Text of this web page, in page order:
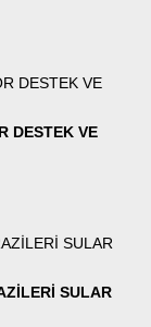
DESTEK VE
SULAR